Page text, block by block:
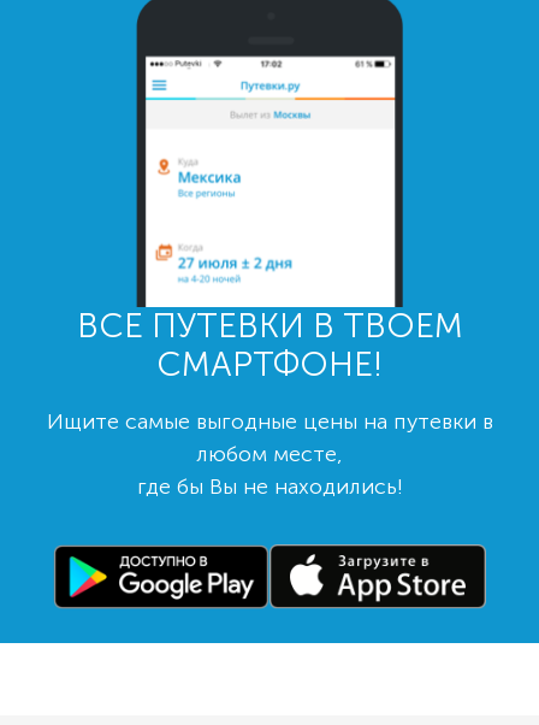
ВСЕ ПУТЕВКИ В ТВОЕМ
СМАРТФОНЕ!
Ищите самые выгодные цены на путевки в
любом месте,
где бы Вы не находились!